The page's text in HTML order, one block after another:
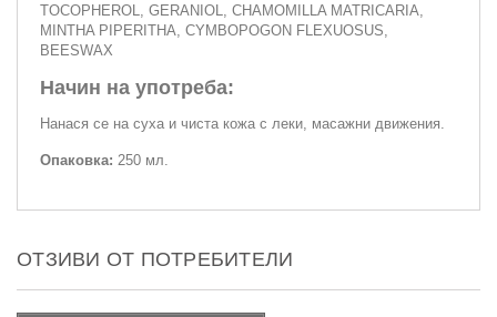
TOCOPHEROL, GERANIOL, CHAMOMILLA MATRICARIA,
MINTHA PIPERITHA, CYMBOPOGON FLEXUOSUS,
BEESWAX
Начин на употреба:
Нанася се на суха и чиста кожа с леки, масажни движения.
Опаковка: 250 мл.
ОТЗИВИ ОТ ПОТРЕБИТЕЛИ